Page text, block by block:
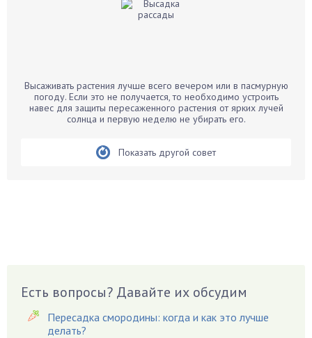
Бархатцы
Бегония
Вешенки
Виноград
Высаживать растения лучше всего вечером или в пасмурную
погоду. Если это не получается, то необходимо устроить
навес для защиты пересаженного растения от ярких лучей
солнца и первую неделю не убирать его.
Показать другой совет
Есть вопросы? Давайте их обсудим
Пересадка смородины: когда и как это лучше
делать?